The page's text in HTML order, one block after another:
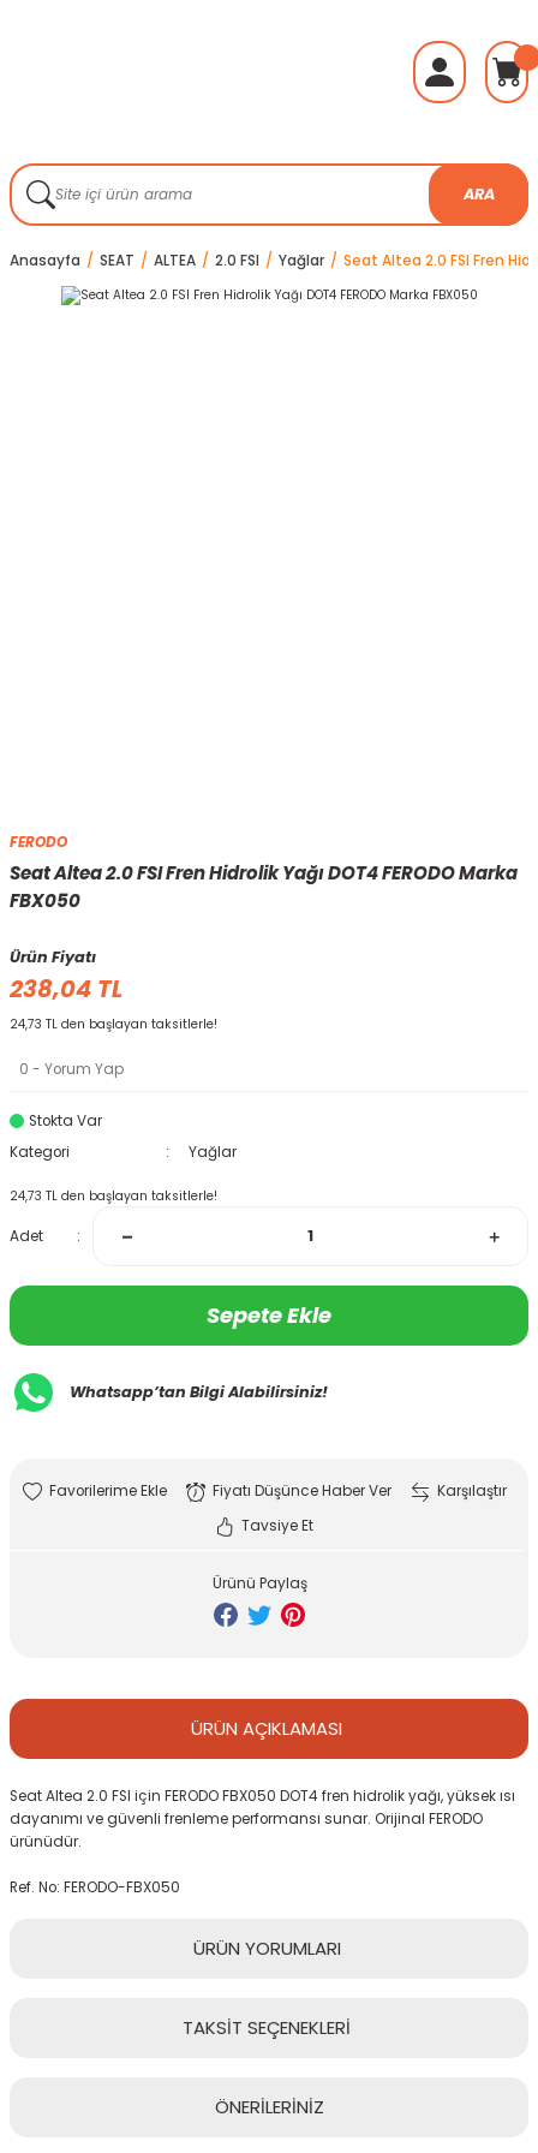
ARA
Anasayfa SEAT ALTEA 2.0 FSI Yağlar Seat Altea 2.0 FSI Fren
FERODO
Seat Altea 2.0 FSI Fren Hidrolik Yağı DOT4 FERODO Marka
FBX050
Ürün Fiyatı
238,04 TL
24,73 TL den başlayan taksitlerle!
0 - Yorum Yap
Stokta Var
Kategori
Yağlar
24,73 TL den başlayan taksitlerle!
Adet
Sepete Ekle
Whatsapp’tan Bilgi Alabilirsiniz!
Fiyatı Düşünce Haber Ver
Karşılaştır
Tavsiye Et
Ürünü Paylaş
ÜRÜN AÇIKLAMASI
Seat Altea 2.0 FSI için FERODO FBX050 DOT4 fren hidrolik yağı, yüksek ısı
dayanımı ve güvenli frenleme performansı sunar. Orijinal FERODO
ürünüdür.
Ref. No: FERODO-FBX050
ÜRÜN YORUMLARI
TAKSİT SEÇENEKLERİ
ÖNERİLERİNİZ